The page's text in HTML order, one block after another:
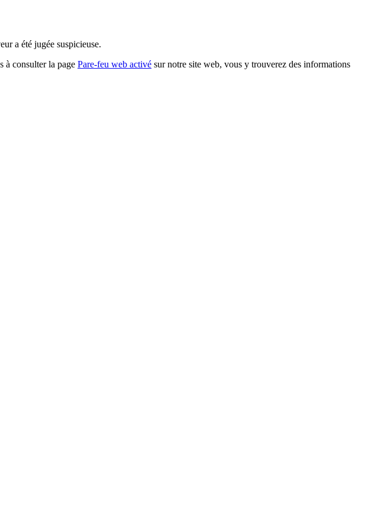
a été jugée suspicieuse.
à consulter la page Pare-feu web activé sur notre site web, vous y trouverez des informations